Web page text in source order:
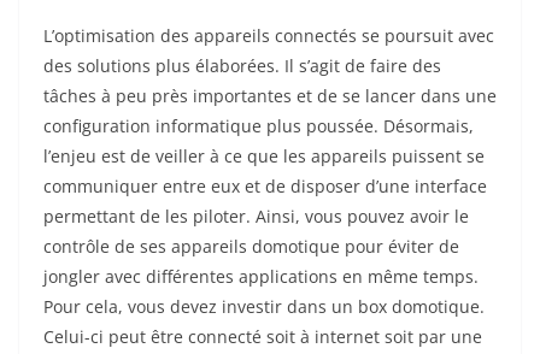
L’optimisation des appareils connectés se poursuit avec
des solutions plus élaborées. Il s’agit de faire des
tâches à peu près importantes et de se lancer dans une
configuration informatique plus poussée. Désormais,
l’enjeu est de veiller à ce que les appareils puissent se
communiquer entre eux et de disposer d’une interface
permettant de les piloter. Ainsi, vous pouvez avoir le
contrôle de ses appareils domotique pour éviter de
jongler avec différentes applications en même temps.
Pour cela, vous devez investir dans un box domotique.
Celui-ci peut être connecté soit à internet soit par une